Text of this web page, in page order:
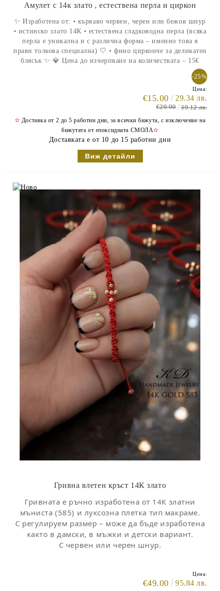
Амулет с 14к злато , естествена перла и циркон
✨ Изработена от: • кърваво червен, черен или бежов шнур
• истинско злато 14К • естествена сладководна перла (всяка
перла е уникална и с различна форма – именно това я
прави толкова специална) 🤍 • фино цирконче за деликатен
блясък ✨ 💎 Цена до изчерпване на количествата – 15€
-25%
Цена:
€15.00 29.34 лв.
€20.00 39.12 лв.
✫ Доставка от 2 до 5 работни дни, за всички бижута, с изключение на
бижутата от епоксидната СМОЛА✫
Доставката е от 10 до 15 работни дни
Виж детайли
Гривна влетен кръст 14К злато
Гривната е ръчно изработена от 14К златни
мъниста (585) и луксозна плетка тип макраме.
С регулируем размер – може да бъде изработена
както в дамски, в мъжки и детски вариант.
С червен или черен шнур.
Цена:
€49.00 95.84 лв.